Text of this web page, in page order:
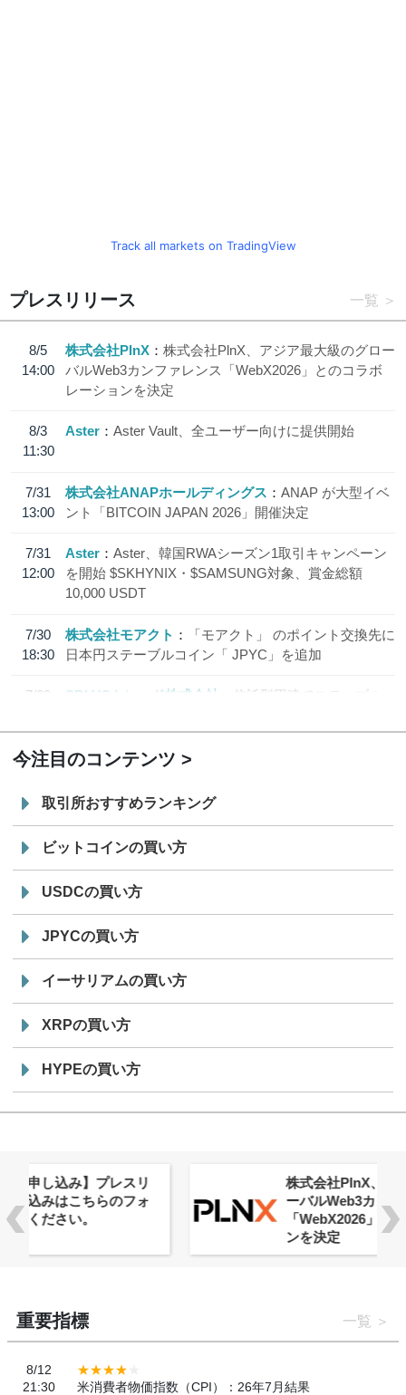
Track all markets on TradingView
プレスリリース 一覧
8/5
14:00
株式会社PlnX
株式会社PlnX、アジア最大級のグロー
バルWeb3カンファレンス「WebX2026」とのコラボ
レーションを決定
8/3
11:30
Aster Aster Vault、全ユーザー向けに提供開始
7/31
13:00
株式会社ANAPホールディングス
ANAP が大型イベ
ント「BITCOIN JAPAN 2026」開催決定
7/31
12:00
Aster
Aster、韓国RWAシーズン1取引キャンペーン
を開始 $SKHYNIX・$SAMSUNG対象、賞金総額
10,000 USDT
7/30
18:30
株式会社モアクト
「モアクト」 のポイント交換先に
日本円ステーブルコイン「 JPYC」を追加
7/29
SBI VCトレード株式会社
信託型円建てステーブル
今注目のコンテンツ
取引所おすすめランキング
ビットコインの買い方
USDCの買い方
JPYCの買い方
イーサリアムの買い方
XRPの買い方
HYPEの買い方
株式会社PlnX、アジア最大級のグロ
ーバルWeb3カンファレンス
「WebX2026」とのコラボレーショ
重要指標 一覧
8/12
21:30
米消費者物価指数（CPI）：26年7月結果